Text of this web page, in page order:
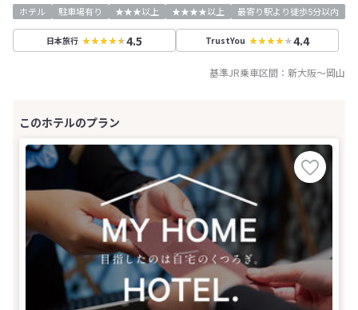
ホテル 駐車場有り ★★★以上 ★★★★以上 最寄り駅より徒歩5分以内
日本旅行 4.5 TrustYou 4.4
基準JR乗車区間： 新大阪～岡山